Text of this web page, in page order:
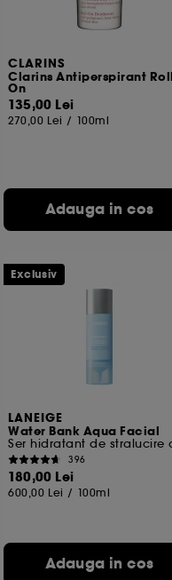
CLARINS
Clarins Antiperspirant
On
135,00 Lei
270,00 Lei / 100ml
Adauga in cos
LANEIGE
Water Bank Aqua Facial
396
180,00 Lei
600,00 Lei / 100ml
Adauga in cos
Exclusiv